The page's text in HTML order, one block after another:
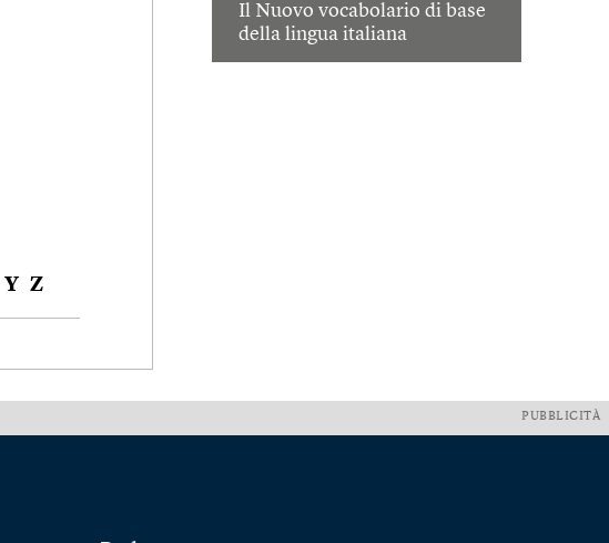
Il Nuovo vocabolario di base
della lingua italiana
Y Z
PUBBLICITÀ